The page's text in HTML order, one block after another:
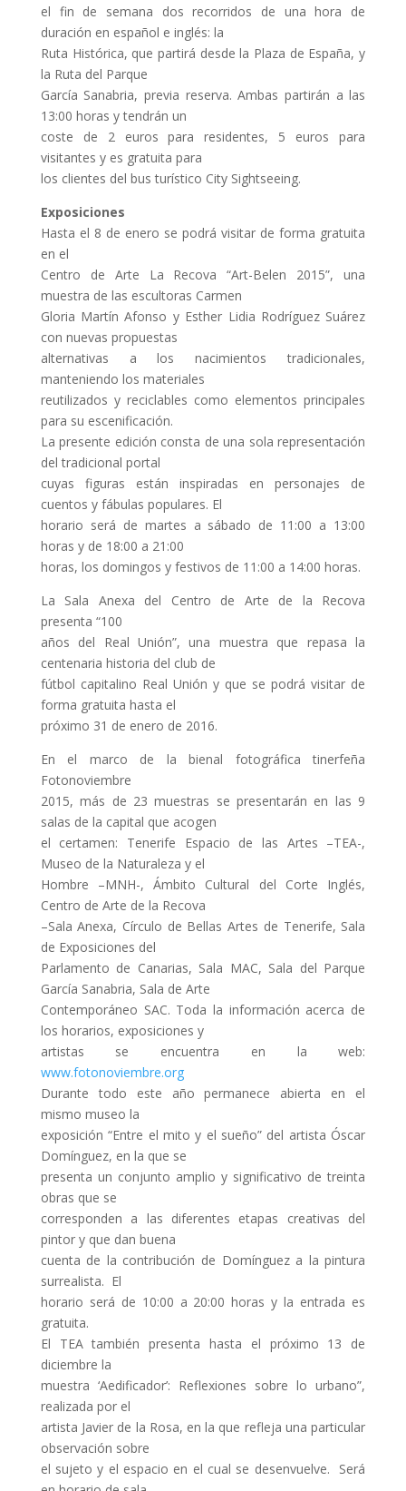
el fin de semana dos recorridos de una hora de
duración en español e inglés: la
Ruta Histórica, que partirá desde la Plaza de España, y
la Ruta del Parque
García Sanabria, previa reserva. Ambas partirán a las
13:00 horas y tendrán un
coste de 2 euros para residentes, 5 euros para
visitantes y es gratuita para
los clientes del bus turístico City Sightseeing.
Exposiciones
Hasta el 8 de enero se podrá visitar de forma gratuita
en el
Centro de Arte La Recova “Art-Belen 2015”, una
muestra de las escultoras Carmen
Gloria Martín Afonso y Esther Lidia Rodríguez Suárez
con nuevas propuestas
alternativas a los nacimientos tradicionales,
manteniendo los materiales
reutilizados y reciclables como elementos principales
para su escenificación.
La presente edición consta de una sola representación
del tradicional portal
cuyas figuras están inspiradas en personajes de
cuentos y fábulas populares. El
horario será de martes a sábado de 11:00 a 13:00
horas y de 18:00 a 21:00
horas, los domingos y festivos de 11:00 a 14:00 horas.
La Sala Anexa del Centro de Arte de la Recova
presenta “100
años del Real Unión”, una muestra que repasa la
centenaria historia del club de
fútbol capitalino Real Unión y que se podrá visitar de
forma gratuita hasta el
próximo 31 de enero de 2016.
En el marco de la bienal fotográfica tinerfeña
Fotonoviembre
2015, más de 23 muestras se presentarán en las 9
salas de la capital que acogen
el certamen: Tenerife Espacio de las Artes –TEA-,
Museo de la Naturaleza y el
Hombre –MNH-, Ámbito Cultural del Corte Inglés,
Centro de Arte de la Recova
–Sala Anexa, Círculo de Bellas Artes de Tenerife, Sala
de Exposiciones del
Parlamento de Canarias, Sala MAC, Sala del Parque
García Sanabria, Sala de Arte
Contemporáneo SAC. Toda la información acerca de
los horarios, exposiciones y
artistas se encuentra en la web:
www.fotonoviembre.org
Durante todo este año permanece abierta en el
mismo museo la
exposición “Entre el mito y el sueño” del artista Óscar
Domínguez, en la que se
presenta un conjunto amplio y significativo de treinta
obras que se
corresponden a las diferentes etapas creativas del
pintor y que dan buena
cuenta de la contribución de Domínguez a la pintura
surrealista. El
horario será de 10:00 a 20:00 horas y la entrada es
gratuita.
El TEA también presenta hasta el próximo 13 de
diciembre la
muestra ‘Aedificador’: Reflexiones sobre lo urbano”,
realizada por el
artista Javier de la Rosa, en la que refleja una particular
observación sobre
el sujeto y el espacio en el cual se desenvuelve. Será